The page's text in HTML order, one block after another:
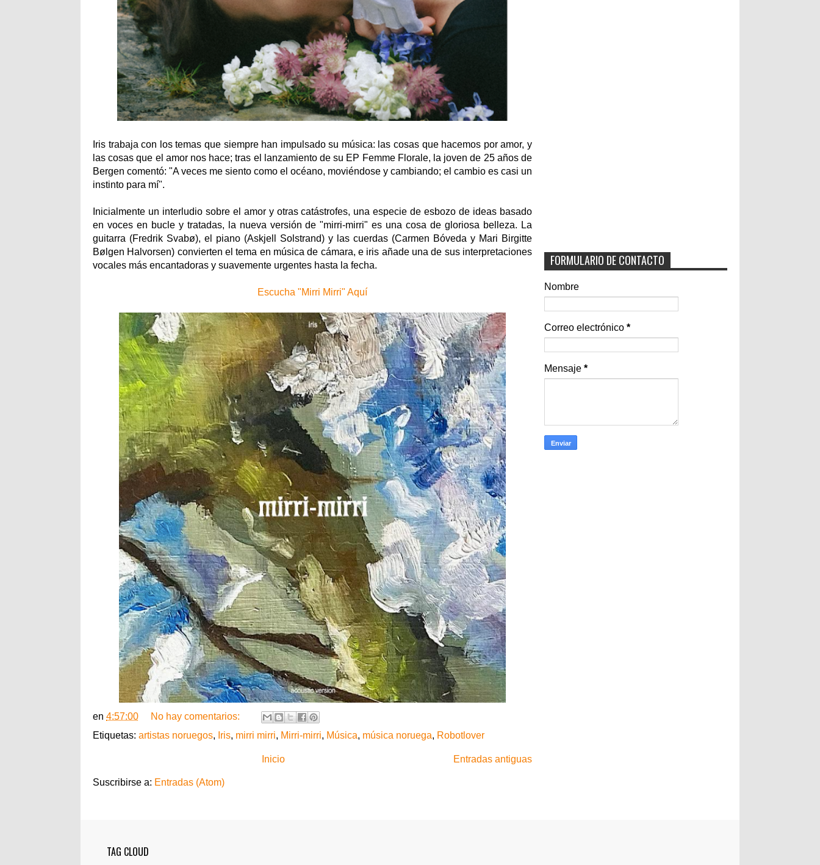
Iris trabaja con los temas que siempre han impulsado su música: las cosas que hacemos por amor, y
las cosas que el amor nos hace; tras el lanzamiento de su EP Femme Florale, la joven de 25 años de
Bergen comentó: "A veces me siento como el océano, moviéndose y cambiando; el cambio es casi un
instinto para mí".
Inicialmente un interludio sobre el amor y otras catástrofes, una especie de esbozo de ideas basado
en voces en bucle y tratadas, la nueva versión de "mirri-mirri" es una cosa de gloriosa belleza. La
guitarra (Fredrik Svabø), el piano (Askjell Solstrand) y las cuerdas (Carmen Bóveda y Mari Birgitte
Bølgen Halvorsen) convierten el tema en música de cámara, e iris añade una de sus interpretaciones
vocales más encantadoras y suavemente urgentes hasta la fecha.
Escucha "Mirri Mirri" Aquí
en 4:57:00
No hay comentarios:
Etiquetas: artistas noruegos, Iris, mirri mirri, Mirri-mirri, Música, música noruega, Robotlover
Entradas antiguas
Inicio
Suscribirse a: Entradas (Atom)
FORMULARIO DE CONTACTO
Nombre
Correo electrónico *
Mensaje *
TAG CLOUD